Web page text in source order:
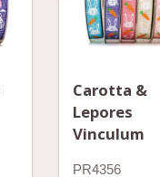
Carotta &
Lepores
Vinculum
PR4356